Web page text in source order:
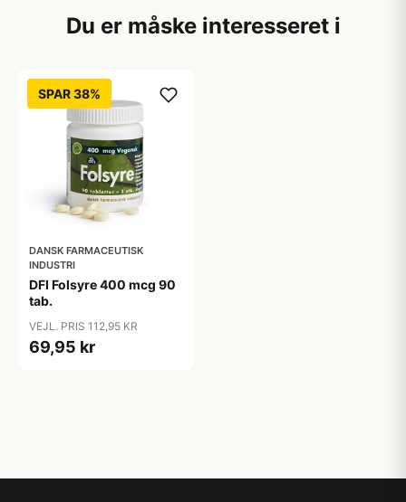
Du er måske interesseret i
SPAR 38%
DANSK FARMACEUTISK
INDUSTRI
DFI Folsyre 400 mcg 90
tab.
VEJL. PRIS 112,95 KR
69,95 kr